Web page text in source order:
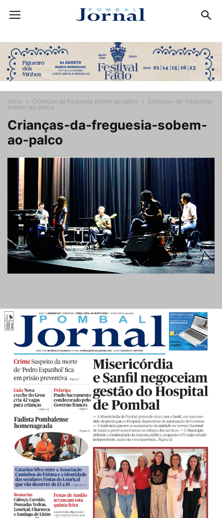
Início Crianças da freguesia sobem ao palco
Crianças-da-freguesia-
sobem-ao-palco
Crianças-da-freguesia-sobem-
ao-palco